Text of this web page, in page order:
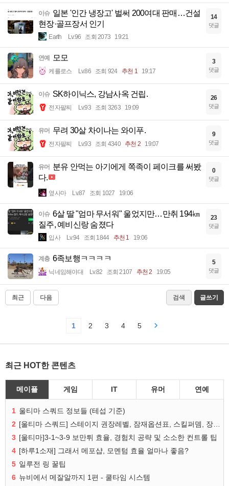
이슈 일본 '인간 냉장고' 벌써 200여대 판매…건설
현장·골프장서 인기
Earth Lv.96 조회 2073 19:21
14
댓글
연예 모모
케를로스 Lv.86 조회 924 추천 1 19:17
3
댓글
이슈 SK하이닉스, 강남사옥 건립.
전자팔찌 Lv.93 조회 3263 19:09
26
댓글
유머 무려 30살 차이나는 와이푸.
전자팔찌 Lv.93 조회 4340 추천 2 19:07
9
댓글
유머 분유 안먹는 아기에게 쪽족이 페이크를 써봤
다.
옆사마 Lv.87 조회 1027 19:06
0
댓글
이슈 6살 딸 "엄마 무서워" 울었지만…만취 194㎞
질주, 예비신랑 숨졌다
입사 Lv.94 조회 1844 추천 1 19:06
23
댓글
계층 6족보행ㅋㅋㅋㅋ
닉네임해야대 Lv.82 조회 2107 추천 2 19:05
5
댓글
최근 다음 검색 글쓰기
1 2 3 4 5
최근 HOT한 콘텐츠
메이플 게임 IT 유머 연예
1 울티마 스쿼드 정보들 (테섭 기준)
2
[울티마 스쿼드] 스테이지 권장레벨, 잠재옵션표, 스킬퍼뎀, 장비 리스트 및 능력치 공유
3 [울티마]3-1~3-9 보만튀 효율, 경험치 공략 및 소소한 컨트롤 팁
4 [하루1소재] 그래서 메포샵, 모멘텀 효율 얼마나 좋음?
5 일루전 링 꿀팁
6 뉴비에서 메잘알까지 1편 - 쿨타임 시스템